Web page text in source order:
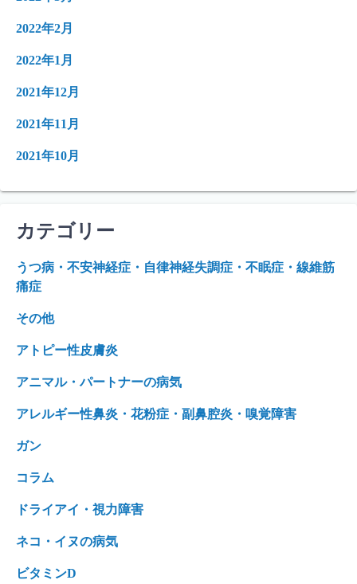
2022年2月
2022年1月
2021年12月
2021年11月
2021年10月
カテゴリー
うつ病・不安神経症・自律神経失調症・不眠症・線維筋
痛症
その他
アトピー性皮膚炎
アニマル・パートナーの病気
アレルギー性鼻炎・花粉症・副鼻腔炎・嗅覚障害
ガン
コラム
ドライアイ・視力障害
ネコ・イヌの病気
ビタミンD